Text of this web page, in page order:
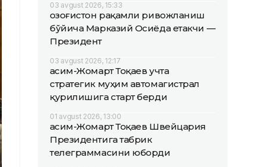
03 avgust 2026, 15:33
Қозоғистон рақамли ривожланиш
бўйича Марказий Осиёда етакчи —
Президент
03 avgust 2026, 12:17
Қасим-Жомарт Тоқаев учта
стратегик муҳим автомагистрал
қурилишига старт берди
01 avgust 2026, 13:00
Қасим-Жомарт Тоқаев Швейцария
Президентига табрик
телеграммасини юборди